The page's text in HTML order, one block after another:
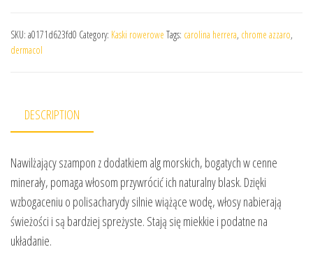
SKU: a0171d623fd0 Category: Kaski rowerowe Tags: carolina herrera, chrome azzaro,
dermacol
DESCRIPTION
Nawilżający szampon z dodatkiem alg morskich, bogatych w cenne
minerały, pomaga włosom przywrócić ich naturalny blask. Dzięki
wzbogaceniu o polisacharydy silnie wiążące wodę, włosy nabierają
świeżości i są bardziej spreżyste. Stają się miekkie i podatne na
układanie.